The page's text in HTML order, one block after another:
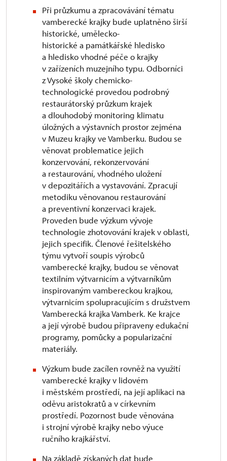
Při průzkumu a zpracovávání tématu
vamberecké krajky bude uplatněno širší
historické, umělecko-
historické a památkářské hledisko
a hledisko vhodné péče o krajky
v zařízeních muzejního typu. Odborníci
z Vysoké školy chemicko-
technologické provedou podrobný
restaurátorský průzkum krajek
a dlouhodobý monitoring klimatu
úložných a výstavních prostor zejména
v Muzeu krajky ve Vamberku. Budou se
věnovat problematice jejich
konzervování, rekonzervování
a restaurování, vhodného uložení
v depozitářích a vystavování. Zpracují
metodiku věnovanou restaurování
a preventivní konzervaci krajek.
Proveden bude výzkum vývoje
technologie zhotovování krajek v oblasti,
jejich specifik. Členové řešitelského
týmu vytvoří soupis výrobců
vamberecké krajky, budou se věnovat
textilním výtvarnicím a výtvarníkům
inspirovaným vambereckou krajkou,
výtvarnicím spolupracujícím s družstvem
Vamberecká krajka Vamberk. Ke krajce
a její výrobě budou připraveny edukační
programy, pomůcky a popularizační
materiály.
Výzkum bude zacílen rovněž na využití
vamberecké krajky v lidovém
i městském prostředí, na její aplikaci na
oděvu aristokratů a v církevním
prostředí. Pozornost bude věnována
i strojní výrobě krajky nebo výuce
ručního krajkářství.
Na základě získaných dat bude